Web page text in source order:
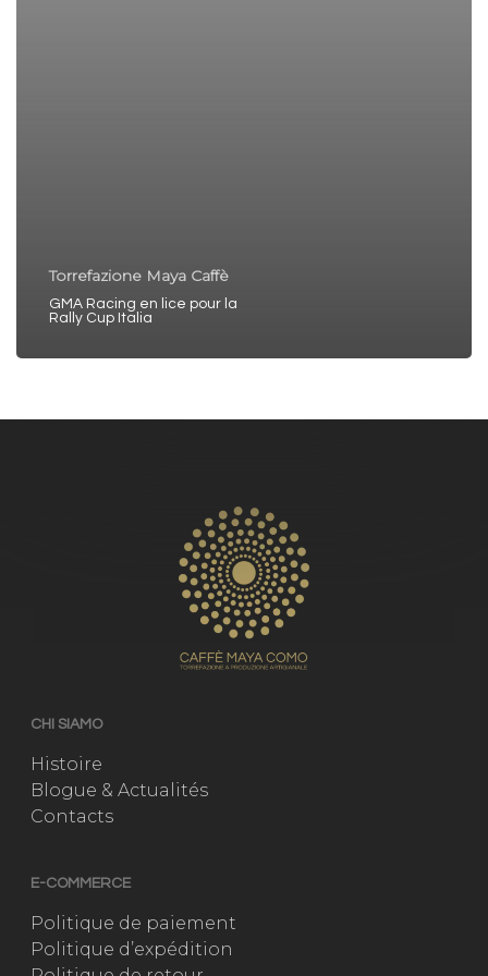
Torrefazione Maya Caffè
GMA Racing en lice pour la
Rally Cup Italia
CHI SIAMO
Histoire
Blogue & Actualités
Contacts
E-COMMERCE
Politique de paiement
Politique d’expédition